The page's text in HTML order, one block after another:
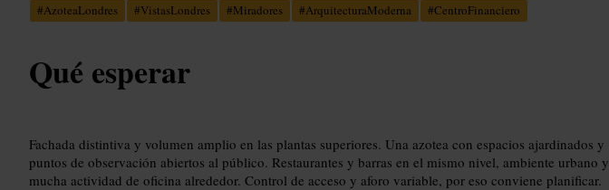
#AzoteaLondres #VistasLondres #Miradores #ArquitecturaModerna #CentroFinanciero
Qué esperar
Fachada distintiva y volumen amplio en las plantas superiores. Una azotea con espacios ajardinados y
puntos de observación abiertos al público. Restaurantes y barras en el mismo nivel, ambiente urbano y
mucha actividad de oficina alrededor. Control de acceso y aforo variable, por eso conviene planificar.